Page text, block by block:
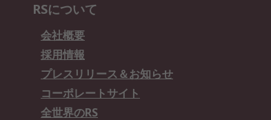
RSについて
会社概要
採用情報
プレスリリース＆お知らせ
コーポレートサイト
全世界のRS